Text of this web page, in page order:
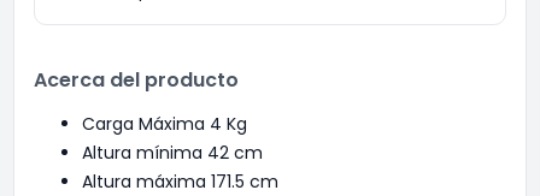
Acerca del producto
Carga Máxima 4 Kg
Altura mínima 42 cm
Altura máxima 171.5 cm